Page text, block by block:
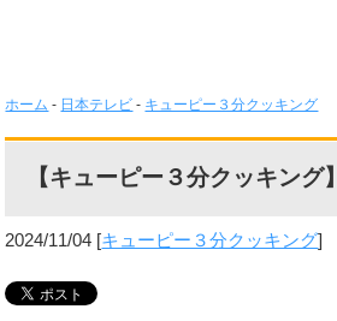
ホーム - 日本テレビ - キューピー３分クッキング
【キューピー３分クッキング
2024/11/04 [キューピー３分クッキング]